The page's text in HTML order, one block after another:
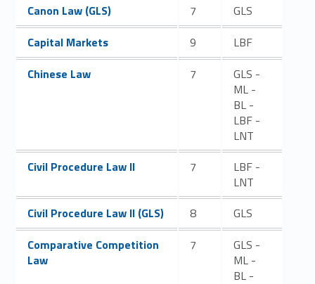
Link identifier #identifier__113274-6
Canon Law (GLS) 7
GLS
Link identifier #identifier__115228-7
Capital Markets 9
LBF
Link identifier #identifier__6909-8
Chinese Law 7
GLS -
ML -
BL -
LBF -
LNT
Link identifier #identifier__72536-9
Civil Procedure Law II 7
LBF -
LNT
Link identifier #identifier__165541-10
Civil Procedure Law II (GLS) 8
GLS
Link identifier #identifier__36098-11
Comparative Competition
Law
7
GLS -
ML -
BL -